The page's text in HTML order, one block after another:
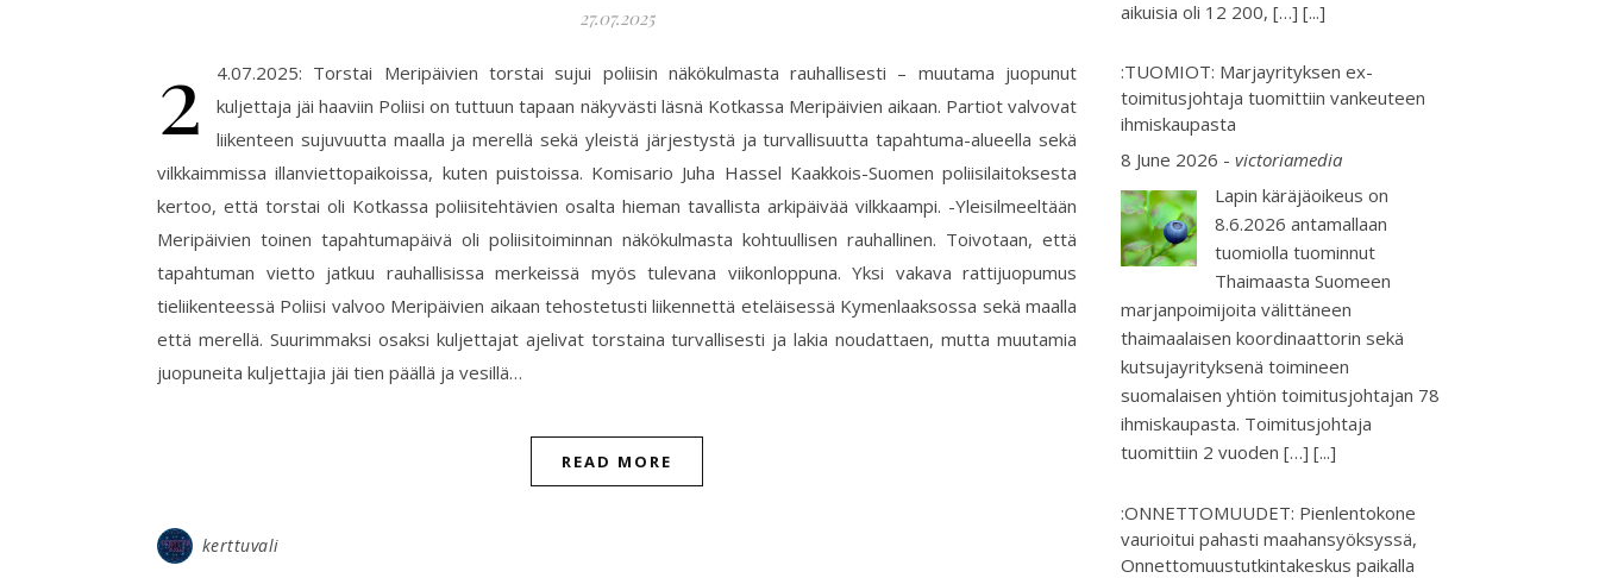
27.07.2025
2
4.07.2025: Torstai Meripäivien torstai sujui poliisin näkökulmasta rauhallisesti – muutama juopunut
kuljettaja jäi haaviin Poliisi on tuttuun tapaan näkyvästi läsnä Kotkassa Meripäivien aikaan. Partiot valvovat
liikenteen sujuvuutta maalla ja merellä sekä yleistä järjestystä ja turvallisuutta tapahtuma-alueella sekä
vilkkaimmissa illanviettopaikoissa, kuten puistoissa. Komisario Juha Hassel Kaakkois-Suomen poliisilaitoksesta
kertoo, että torstai oli Kotkassa poliisitehtävien osalta hieman tavallista arkipäivää vilkkaampi. -Yleisilmeeltään
Meripäivien toinen tapahtumapäivä oli poliisitoiminnan näkökulmasta kohtuullisen rauhallinen. Toivotaan, että
tapahtuman vietto jatkuu rauhallisissa merkeissä myös tulevana viikonloppuna. Yksi vakava rattijuopumus
tieliikenteessä Poliisi valvoo Meripäivien aikaan tehostetusti liikennettä eteläisessä Kymenlaaksossa sekä maalla
että merellä. Suurimmaksi osaksi kuljettajat ajelivat torstaina turvallisesti ja lakia noudattaen, mutta muutamia
juopuneita kuljettajia jäi tien päällä ja vesillä…
READ MORE
kerttuvali
aikuisia oli 12 200, […] [...]
:TUOMIOT: Marjayrityksen ex-
toimitusjohtaja tuomittiin vankeuteen
ihmiskaupasta
8 June 2026 - victoriamedia
Lapin käräjäoikeus on
8.6.2026 antamallaan
tuomiolla tuominnut
Thaimaasta Suomeen
marjanpoimijoita välittäneen
thaimaalaisen koordinaattorin sekä
kutsujayrityksenä toimineen
suomalaisen yhtiön toimitusjohtajan 78
ihmiskaupasta. Toimitusjohtaja
tuomittiin 2 vuoden […] [...]
:ONNETTOMUUDET: Pienlentokone
vaurioitui pahasti maahansyöksyssä,
Onnettomuustutkintakeskus paikalla